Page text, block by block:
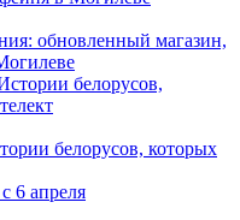
обновленный магазин,
белорусов, которых